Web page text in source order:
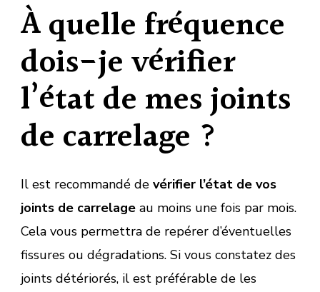
À quelle fréquence
dois-je vérifier
l’état de mes joints
de carrelage ?
Il est recommandé de vérifier l’état de vos
joints de carrelage au moins une fois par mois.
Cela vous permettra de repérer d’éventuelles
fissures ou dégradations. Si vous constatez des
joints détériorés, il est préférable de les